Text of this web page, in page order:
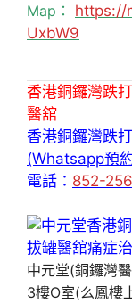
Map： https://
UxbW9
香港銅鑼灣跌
醫舘
香港銅鑼灣跌
(Whatsapp預
電話： 852-
中元堂(銅鑼灣
3樓O室(么鳳樓